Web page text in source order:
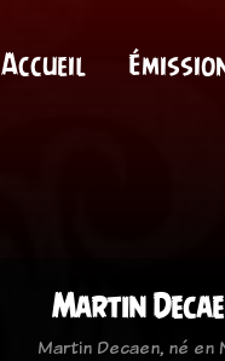
Accueil
Martin
Martin Decaen, né